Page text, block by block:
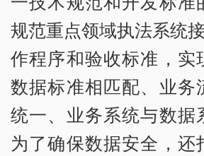
规范重点领域执法系统
作程序和验收标准，实
数据标准相匹配、业务
统一、业务系统与数据
为了确保数据安全，还